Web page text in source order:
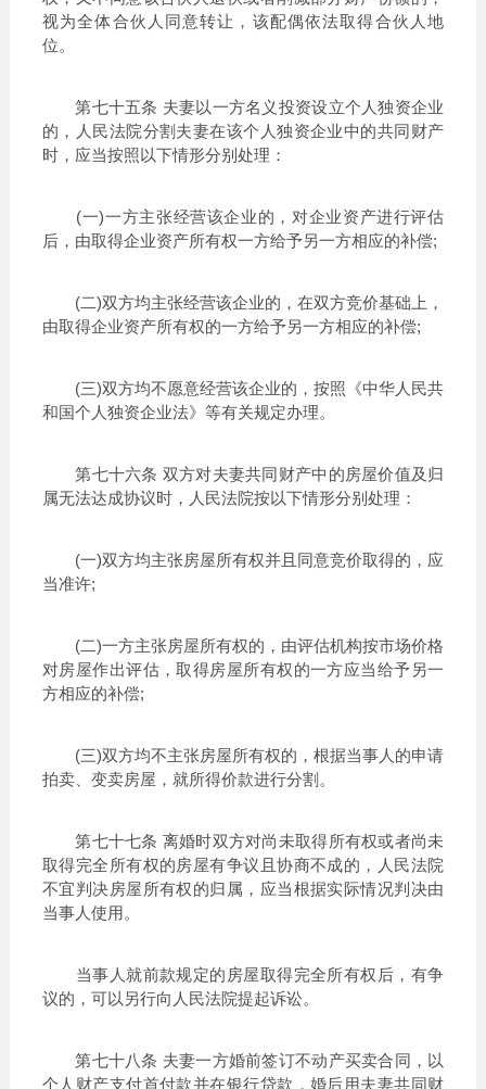
视为全体合伙人同意转让，该配偶依法取得合伙人地
位。
第七十五条 夫妻以一方名义投资设立个人独资企业
的，人民法院分割夫妻在该个人独资企业中的共同财产
时，应当按照以下情形分别处理：
(一)一方主张经营该企业的，对企业资产进行评估
后，由取得企业资产所有权一方给予另一方相应的补偿;
(二)双方均主张经营该企业的，在双方竞价基础上，
由取得企业资产所有权的一方给予另一方相应的补偿;
(三)双方均不愿意经营该企业的，按照《中华人民共
和国个人独资企业法》等有关规定办理。
第七十六条 双方对夫妻共同财产中的房屋价值及归
属无法达成协议时，人民法院按以下情形分别处理：
(一)双方均主张房屋所有权并且同意竞价取得的，应
当准许;
(二)一方主张房屋所有权的，由评估机构按市场价格
对房屋作出评估，取得房屋所有权的一方应当给予另一
方相应的补偿;
(三)双方均不主张房屋所有权的，根据当事人的申请
拍卖、变卖房屋，就所得价款进行分割。
第七十七条 离婚时双方对尚未取得所有权或者尚未
取得完全所有权的房屋有争议且协商不成的，人民法院
不宜判决房屋所有权的归属，应当根据实际情况判决由
当事人使用。
当事人就前款规定的房屋取得完全所有权后，有争
议的，可以另行向人民法院提起诉讼。
第七十八条 夫妻一方婚前签订不动产买卖合同，以
个人财产支付首付款并在银行贷款，婚后用夫妻共同财